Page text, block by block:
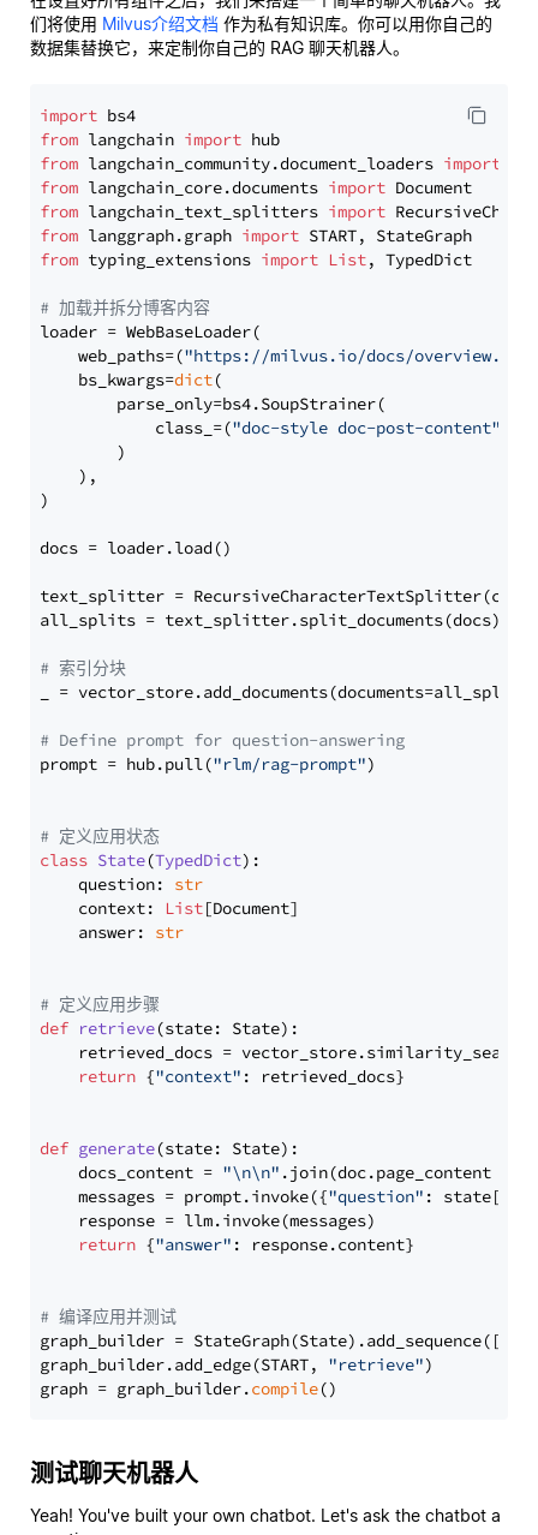
们将使用 Milvus介绍文档 作为私有知识库。你可以用你自己的
数据集替换它，来定制你自己的 RAG 聊天机器人。
import
from langchain import
from langchain_community.document_loaders import
from langchain_core.documents import
from langchain_text_splitters import
from langgraph.graph import
from typing_extensions import List, TypedDict
# 加载并拆分博客内容
loader = WebBaseLoader(
    web_paths=(
"https://milvus.io/docs/overview.md"
    bs_kwargs=
dict(
        parse_only=bs4.SoupStrainer(
            class_=(
"doc-style doc-post-content"
        )
    ),
)
docs = loader.load()
text_splitter =
all_splits = text_splitter.split_documents(docs)
# 索引分块
_ = vector_store.add_documents(documents=all_splits)
# Define prompt for question-answering
prompt = hub.pull("rlm/rag-prompt")
# 定义应用状态
class State(TypedDict):
    question:
str
    context:
List[Document]
    answer:
str
# 定义应用步骤
def retrieve(state: State):
retrieved_docs =
return {"context" : retrieved_docs}
def generate(state: State):
    docs_content =
"\n\n" .join(doc.page_content
    messages = prompt.invoke({
"question" : state[
    response = llm.invoke(messages)
return {"answer" : response.content}
# 编译应用并测试
graph_builder =
graph_builder.add_edge(START, "retrieve")
graph = graph_builder.compile
测试聊天机器人
Yeah! You've built your own chatbot. Let's ask the chatbot a